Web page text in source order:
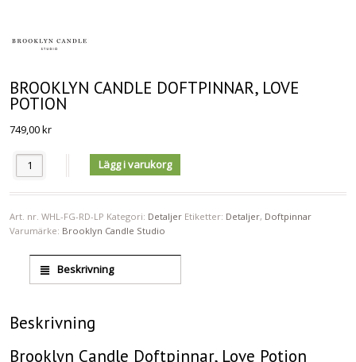
BROOKLYN CANDLE DOFTPINNAR, LOVE
POTION
749,00kr
Antal Lägg i varukorg
Art. nr.WHL-FG-RD-LP Kategori: Detaljer Etiketter: Detaljer, Doftpinnar
Varumärke: Brooklyn Candle Studio
Beskrivning
Beskrivning
Brooklyn Candle Doftpinnar, Love Potion